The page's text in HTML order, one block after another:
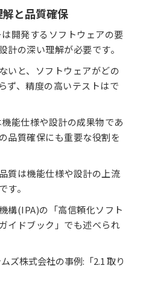
と品質確保
開発するソフトウェアの要
計の深い理解が必要です。
いと、ソフトウェアがどの
ず、精度の高いテストはで
能仕様や設計の成果物であ
品質確保にも重要な役割を
質は機能仕様や設計の上流
す。
構(IPA)の「高信頼化ソフト
イドブック」でも述べられ
ズ株式会社の事例:「2.1 取り